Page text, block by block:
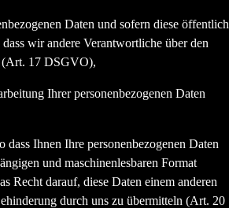
Daten und sofern diese öffentlich
wir andere Verantwortliche über den
(Art. 17 DSGVO),
Ihrer personenbezogenen Daten
dass Ihnen Ihre personenbezogenen Daten
und maschinenlesbaren Format
Recht darauf, diese Daten einem anderen
durch uns zu übermitteln (Art. 20